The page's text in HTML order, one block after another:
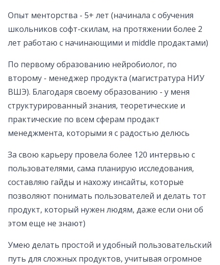
Опыт менторства - 5+ лет (начинала с обучения
школьников софт-скилам, на протяжении более 2
лет работаю с начинающими и middle продактами)
По первому образованию нейробиолог, по
второму - менеджер продукта (магистратура НИУ
ВШЭ). Благодаря своему образованию - у меня
структурированный знания, теоретические и
практические по всем сферам продакт
менеджмента, которыми я с радостью делюсь
За свою карьеру провела более 120 интервью с
пользователями, сама планирую исследования,
составляю гайды и нахожу инсайты, которые
позволяют понимать пользователей и делать тот
продукт, который нужен людям, даже если они об
этом еще не знают)
Умею делать простой и удобный пользовательский
путь для сложных продуктов, учитывая огромное